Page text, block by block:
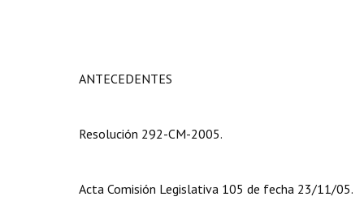
ANTECEDENTES
Resolución 292-CM-2005.
Acta Comisión Legislativa 105 de fecha 23/11/05.